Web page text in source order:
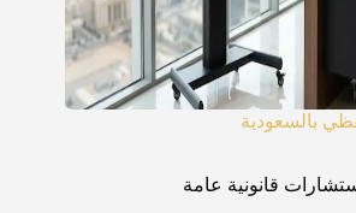
بالسعودية
قانونية عامة